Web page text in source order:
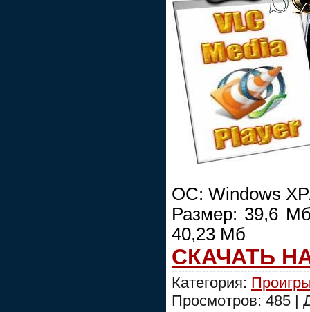
ОС: Windows
Размер: 39,6
40,23 Мб
СКАЧАТЬ
Категория:
Просмотров: 485 |